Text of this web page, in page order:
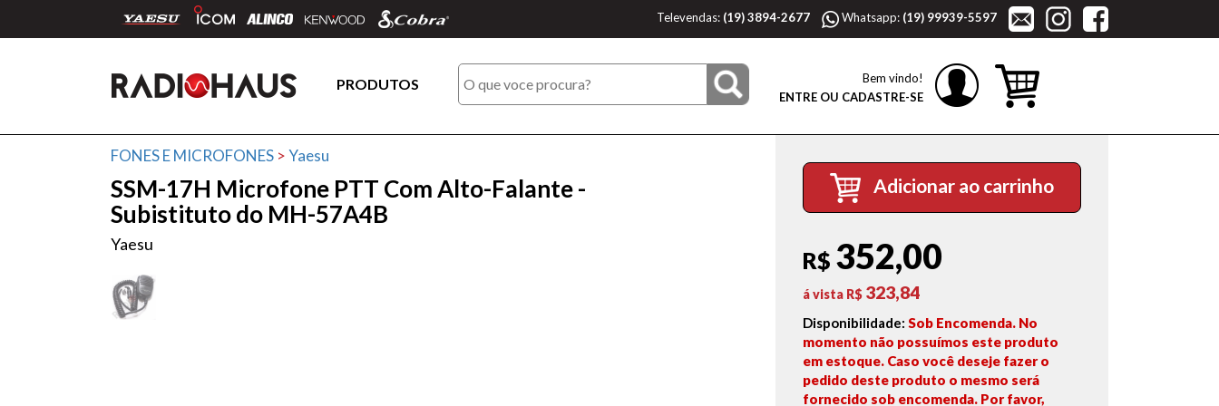
Televendas: (19) 3894-2677 Whatsapp: (19) 99939-5597
PRODUTOS
Bem vindo!
ENTRE OU CADASTRE-SE
FONES E MICROFONES >Yaesu
SSM-17H Microfone PTT Com Alto-Falante -
Subistituto do MH-57A4B
Yaesu
Adicionar ao carrinho
R$ 352,00
á vista R$ 323,84
Disponibilidade:Sob Encomenda. No
momento não possuímos este produto
em estoque. Caso você deseje fazer o
pedido deste produto o mesmo será
fornecido sob encomenda. Por favor,